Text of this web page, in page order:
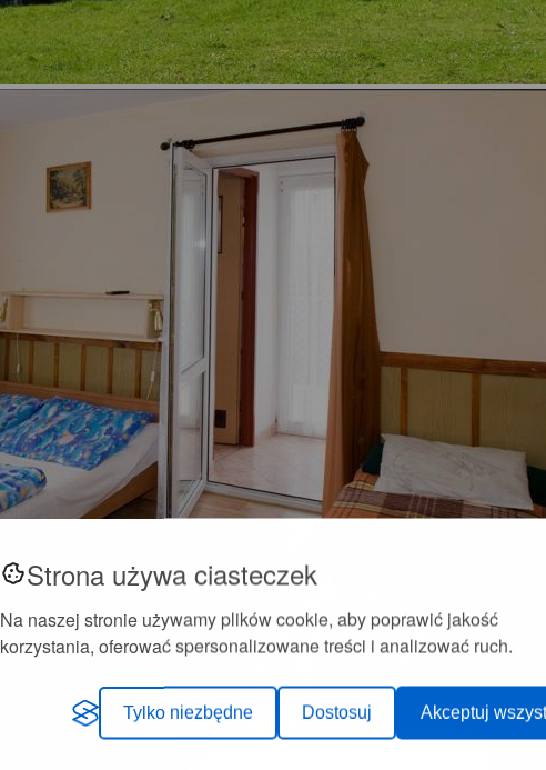
Strona używa ciasteczek
Na naszej stronie używamy plików cookie, aby poprawić jakość
korzystania, oferować spersonalizowane treści i analizować ruch.
Tylko niezbędne Dostosuj Akceptuj